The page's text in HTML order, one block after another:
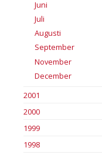
Juni
Juli
Augusti
September
November
December
2001
2000
1999
1998